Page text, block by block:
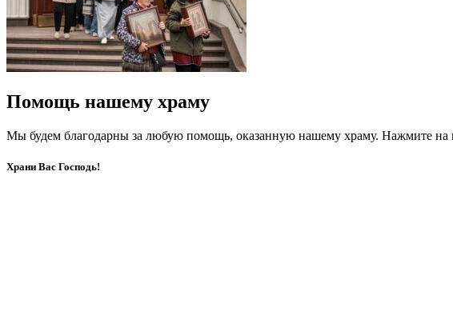
Помощь нашему храму
Мы будем благодарны за любую помощь, оказанную нашему храму. Нажмите на
Храни Вас Господь!